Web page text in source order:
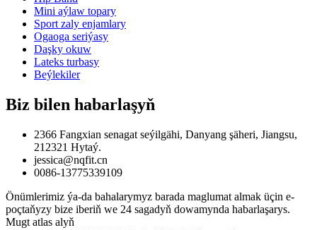
Mini aýlaw topary
Sport zaly enjamlary
Ogaoga seriýasy
Daşky okuw
Lateks turbasy
Beýlekiler
Biz bilen habarlaşyň
2366 Fangxian senagat seýilgähi, Danyang şäheri, Jiangsu,
212321 Hytaý.
jessica@nqfit.cn
0086-13775339109
Önümlerimiz ýa-da bahalarymyz barada maglumat almak üçin e-
poçtaňyzy bize iberiň we 24 sagadyň dowamynda habarlaşarys.
Mugt atlas alyň